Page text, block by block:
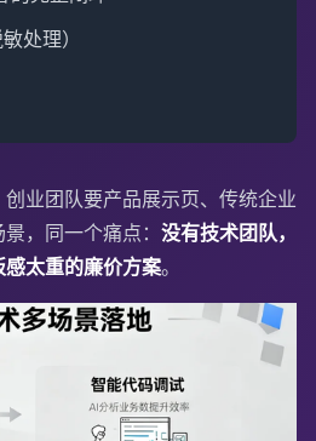
处理）
业团队要产品展示页、传统企业
，同一个痛点： 没有技术团队，
太重的廉价方案。